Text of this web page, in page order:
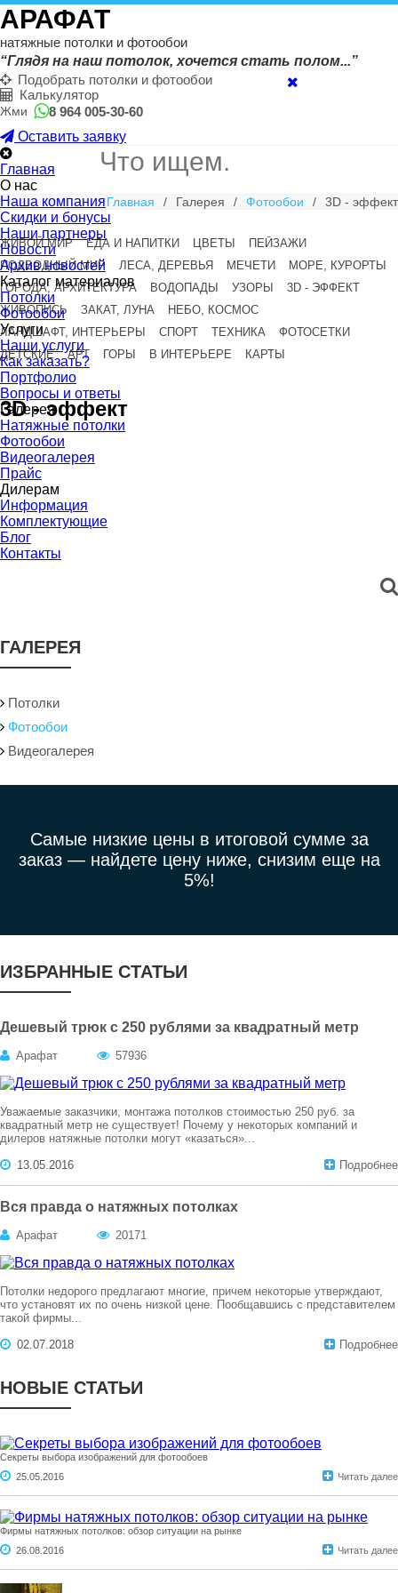
АРАФАТ
натяжные потолки и фотообои
“Глядя на наш потолок, хочется стать полом...”
Подобрать потолки и фотообои
Калькулятор
Жми
8 964 005-30-60
Оставить заявку
Главная
О нас
Наша компания
Скидки и бонусы
Наши партнеры
Новости
Архив новостей
Каталог материалов
Потолки
Фотообои
Услуги
Наши услуги
Как заказать?
Портфолио
Вопросы и ответы
Галерея
Натяжные потолки
Фотообои
Видеогалерея
Прайс
Дилерам
Информация
Комплектующие
Блог
Контакты
Главная / Галерея / Фотообои / 3D - эффект
ЖИВОЙ МИР ЕДА И НАПИТКИ ЦВЕТЫ
ПЕЙЗАЖИ
ПОДВОДНЫЙ МИР
ЛЕСА, ДЕРЕВЬЯ МЕЧЕТИ
МОРЕ, КУРОРТЫ
ГОРОДА, АРХИТЕКТУРА
ВОДОПАДЫ УЗОРЫ
3D - ЭФФЕКТ
ЖИВОПИСЬ
ЗАКАТ, ЛУНА
НЕБО, КОСМОС
ЛАНДШАФТ, ИНТЕРЬЕРЫ
СПОРТ ТЕХНИКА
ФОТОСЕТКИ
ДЕТСКИЕ
АРТ ГОРЫ В ИНТЕРЬЕРЕ КАРТЫ
3D - эффект
ГАЛЕРЕЯ
Потолки
Фотообои
Видеогалерея
Самые низкие цены в итоговой сумме за
заказ — найдете цену ниже, снизим еще на
5%!
ИЗБРАННЫЕ СТАТЬИ
Дешевый трюк с 250 рублями за квадратный метр
Арафат 57936
Уважаемые заказчики, монтажа потолков стоимостью 250 руб. за
квадратный метр не существует! Почему у некоторых компаний и
дилеров натяжные потолки могут «казаться»...
13.05.2016
Подробнее
Вся правда о натяжных потолках
Арафат 20171
Потолки недорого предлагают многие, причем некоторые утверждают,
что установят их по очень низкой цене. Пообщавшись с представителем
такой фирмы...
02.07.2018
Подробнее
НОВЫЕ СТАТЬИ
Секреты выбора изображений для фотообоев
25.05.2016
Читать далее
Фирмы натяжных потолков: обзор ситуации на рынке
26.08.2016
Читать далее